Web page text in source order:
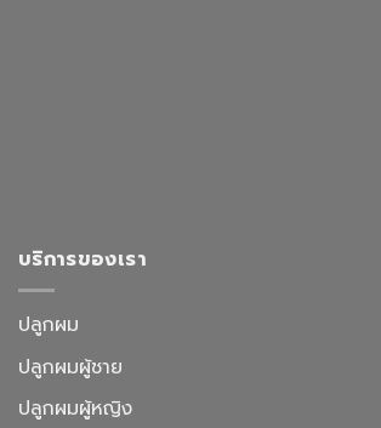
บริการของเรา
ปลูกผม
ปลูกผมผู้ชาย
ปลูกผมผู้หญิง